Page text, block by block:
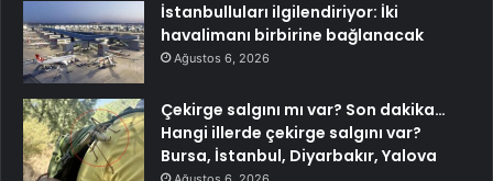
İstanbulluları ilgilendiriyor: İki
havalimanı birbirine bağlanacak
Ağustos 6, 2026
Çekirge salgını mı var? Son dakika…
Hangi illerde çekirge salgını var?
Bursa, İstanbul, Diyarbakır, Yalova